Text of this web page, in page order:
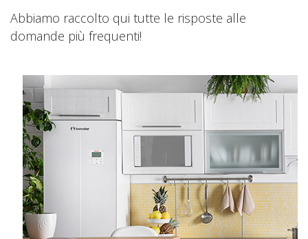
Abbiamo raccolto qui tutte le risposte alle
domande più frequenti!